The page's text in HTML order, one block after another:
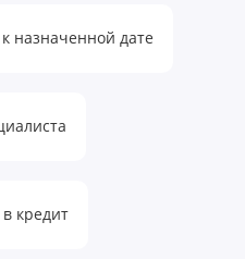
назначенной дате
кредит